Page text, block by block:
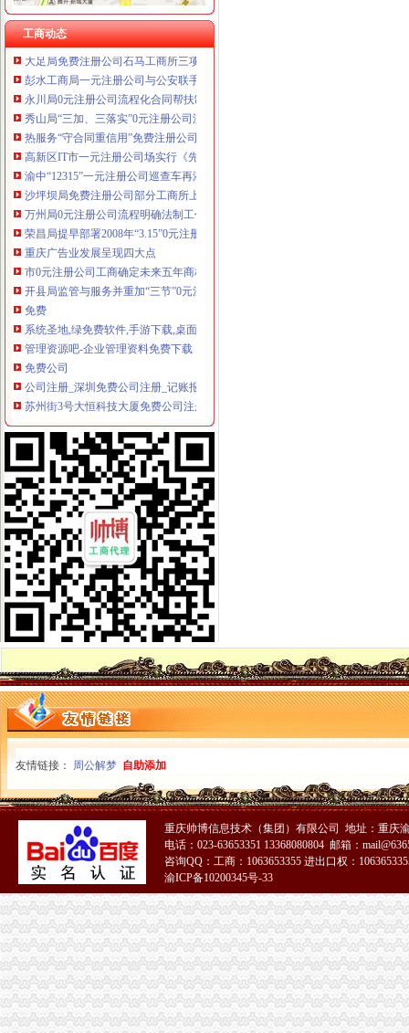
工商动态
江津局“两手抓”一元注册公司流程积构建食品安全监管长效机制
云局1元注册公司五措并举促农村经纪人健康发展
大足局免费注册公司石马工商所三项措施清理整顿户外广告
彭水工商局一元注册公司与公安联手整辖区旅馆业
永川局0元注册公司流程化合同帮扶制度支持涉农企业发展
秀山局“三加、三落实”0元注册公司流程开展风廉政建设
热服务“守合同重信用”免费注册公司企业渝中工商受好评
高新区IT市一元注册公司场实行《先行赔付制度》
渝中“12315”一元注册公司巡查车再添便民服务新功能
沙坪坝局免费注册公司部分工商所上门验照贴花 促进监管服务两统一
万州局0元注册公司流程明确法制工作七大重点
荣昌局提早部署2008年“3.15”0元注册公司流程活动
重庆广告业发展呈现四大点
市0元注册公司工商确定未来五年商标发展工作目标
开县局监管与服务并重加“三节”0元注册公司流程市场监管
免费
系统圣地,绿免费软件,手游下载,桌面主题等软件下载网站
管理资源吧-企业管理资料免费下载
免费公司
公司注册_深圳免费公司注册_记账报税流程及费用-企圈圈代理记账O2
苏州街3号大恒科技大厦免费公司注册【今日推荐网-北京工商/税务/财
免费注册
免费注册通行证
【青岛免费注册公司专业代理记账可靠地址服务】-北区泰山路易登网
免费注册公司流程
成都注册公司流程-公司注册流程及费用成都工商年检今题网
上海宝山公司注册流程|宝山区注册公司费用|注册宝山公司免费提供注
0元注册公司流程
2017新版苏州注册公司流程及费用—苏州天下信息网
【图】广州奔创白云新市机场路边石井0元注册公司记账报税99元-广
一元注册公司流程
一元钱注册一个公司_标清_土豆
北京市3万1新注册|3万1新注册供应商|3万—1亿元公司新注册_一呼百
一元公司
聊城一元醇公司-顺企网聊城页
1亿元！长方集团拟斥资收购环球艺盟20%股权-OFweek半导体照明网
1元注册公司
1元零付可注册广州公司【今日推荐网-广州工商/税务/财务】
工商登记制度改革满月北京注册两家“1元公司”-万象-古汉台网
【图】宝0元注册公司,代理记账,帮忙跑腿哟_宝工商注册_宝
0元代办宁波公司|在线工商查询|流程费用|新政策—QZHUCE宁波注
重庆一元注册公司
【图】投资基金公司与基金管理公司注册条件（安l77lo7663l3_重庆公
页-重庆市一元商贸发展有限公司-主营：钢材；通讯器材；茶叶
重庆0元注册公司
荣威荣威550高优惠0万元,重庆世纪沪力汽车销售服务有限公司,
重庆免费注册公司
重庆冰盈注册安全工程师事务所有限公司
重庆九龙坡商标注册找哪个公司？_第1页_重庆E线广告设计策划_职场
免费注册公司
济南免费注册公司.代理记账.验资.审计.评估.商标注册—历下—解放东路
【成都注册公司公司注册只要0元免费注册】-锦江牛王庙易登网
友情链接： 周公解梦 自助添加
重庆帅博信息技术（集团）有限公司 地址：重庆
电话：023-63653351 13368080804 邮箱：
咨询QQ：工商：1063653355 进出口权：
渝ICP备10200345号-33